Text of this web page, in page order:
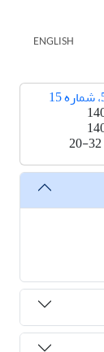
ENGLISH
20-32